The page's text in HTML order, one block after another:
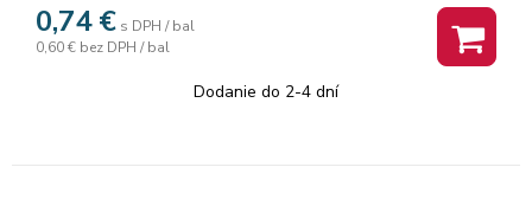
0,74 € s DPH / bal
0,60 € bez DPH / bal
Dodanie do 2-4 dní